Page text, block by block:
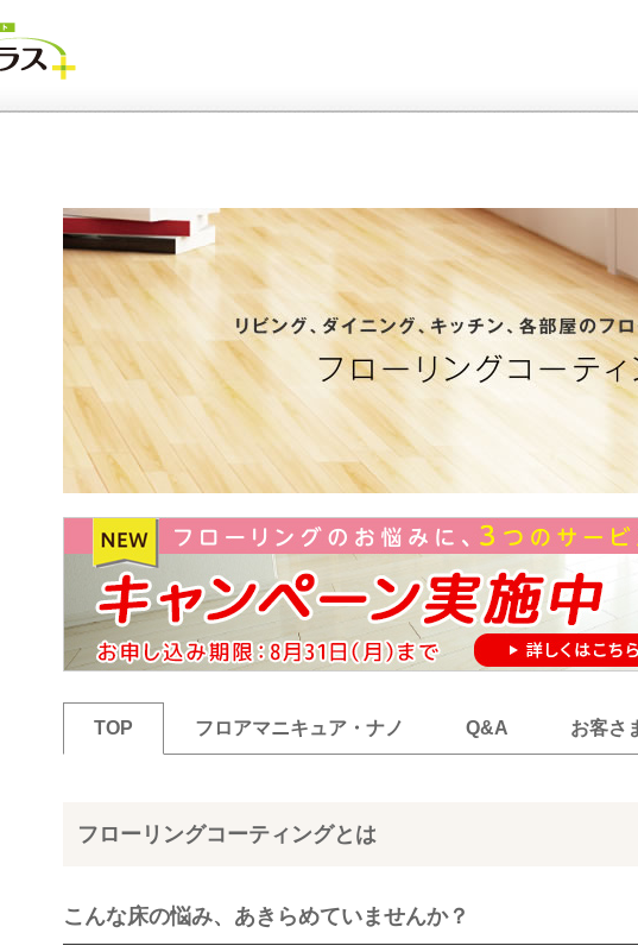
TOP フロアマニキュア・ナノ Q&A お客さ
フローリングコーティングとは
こんな床の悩み、あきらめていませんか？